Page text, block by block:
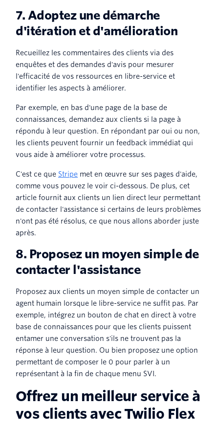
7. Adoptez une démarche
d'itération et d'amélioration
Recueillez les commentaires des clients via des
enquêtes et des demandes d'avis pour mesurer
l'efficacité de vos ressources en libre-service et
identifier les aspects à améliorer.
Par exemple, en bas d'une page de la base de
connaissances, demandez aux clients si la page à
répondu à leur question. En répondant par oui ou non,
les clients peuvent fournir un feedback immédiat qui
vous aide à améliorer votre processus.
C'est ce que Stripe met en œuvre sur ses pages d'aide,
comme vous pouvez le voir ci-dessous. De plus, cet
article fournit aux clients un lien direct leur permettant
de contacter l'assistance si certains de leurs problèmes
n'ont pas été résolus, ce que nous allons aborder juste
après.
8. Proposez un moyen simple de
contacter l'assistance
Proposez aux clients un moyen simple de contacter un
agent humain lorsque le libre-service ne suffit pas. Par
exemple, intégrez un bouton de chat en direct à votre
base de connaissances pour que les clients puissent
entamer une conversation s'ils ne trouvent pas la
réponse à leur question. Ou bien proposez une option
permettant de composer le 0 pour parler à un
représentant à la fin de chaque menu SVI.
Offrez un meilleur service à
vos clients avec Twilio Flex